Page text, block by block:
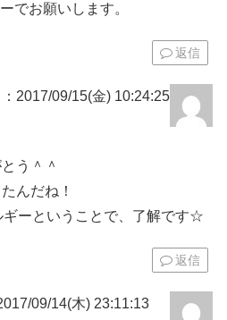
でお願いします。
返信
2017/09/15(金) 10:24:25
う＾＾
んだね！
ギーということで、了解です☆
返信
09/14(木) 23:11:13